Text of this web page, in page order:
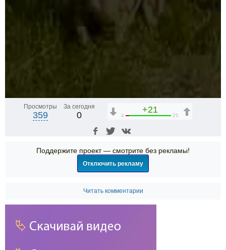
Просмотры
359
За сегодня
0
+21
4 25
Поддержите проект — смотрите без рекламы!
Отключить рекламу
Читать комментарии